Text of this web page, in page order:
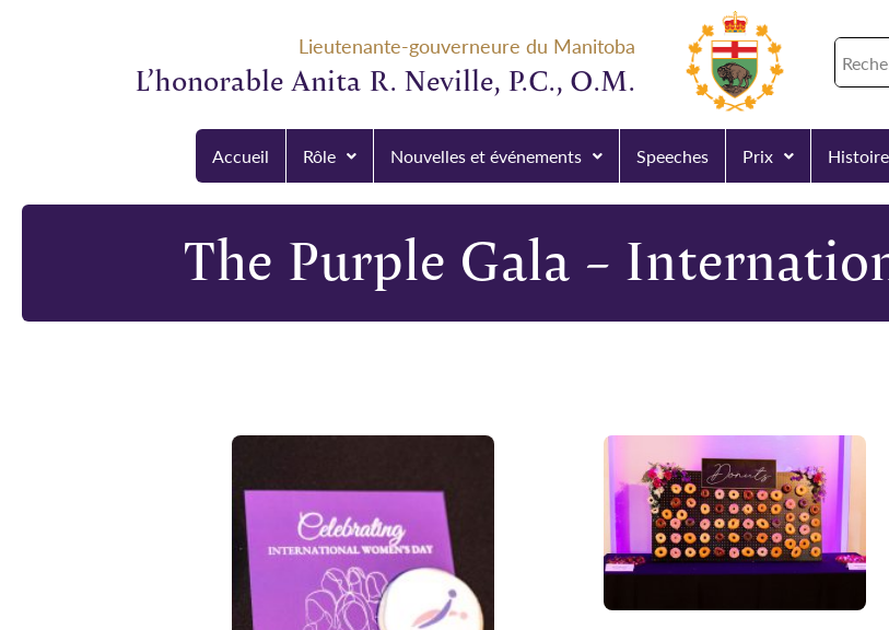
Lieutenante-gouverneure du Manitoba
L’honorable Anita R. Neville, P.C., O.M.
Accueil Rôle Nouvelles et événements Speeches Prix Histoire
The Purple Gala –